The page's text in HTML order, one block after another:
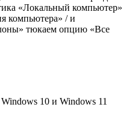
«Локальный компьютер»
компьютера» / и
тюкаем опцию «Все